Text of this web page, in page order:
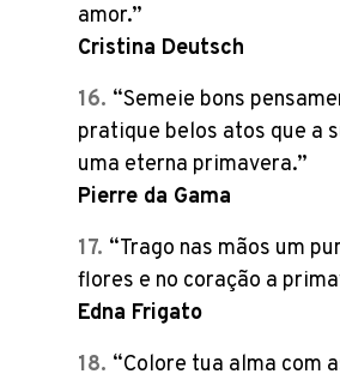
amor.”
Cristina Deutsch
“Semeie bons
pratique belos atos que a
uma eterna primavera.”
Pierre da Gama
“Trago nas mãos um
flores e no coração a
Edna Frigato
“Colore tua alma com